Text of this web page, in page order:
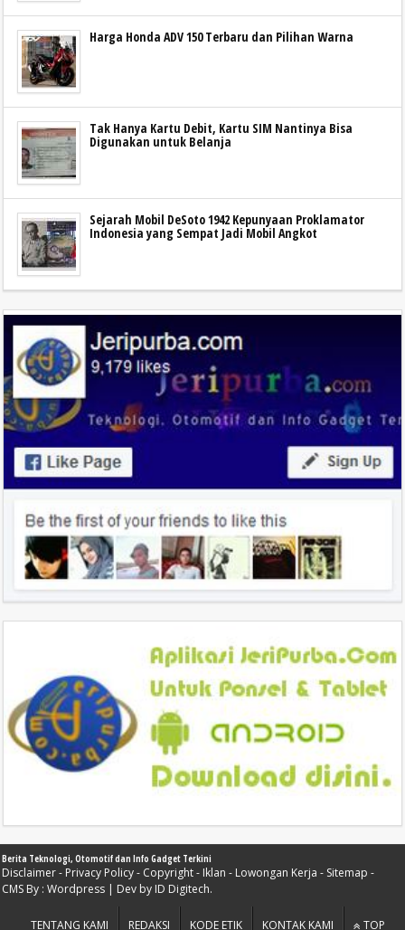
Harga Honda ADV 150 Terbaru dan Pilihan Warna
Tak Hanya Kartu Debit, Kartu SIM Nantinya Bisa
Digunakan untuk Belanja
Sejarah Mobil DeSoto 1942 Kepunyaan Proklamator
Indonesia yang Sempat Jadi Mobil Angkot
Berita Teknologi, Otomotif dan Info Gadget Terkini
Disclaimer- Privacy Policy- Copyright- Iklan - Lowongan Kerja - Sitemap -
CMS By : Wordpress | Dev by ID Digitech.
TENTANG KAMI REDAKSI KODE ETIK KONTAK KAMI TOP